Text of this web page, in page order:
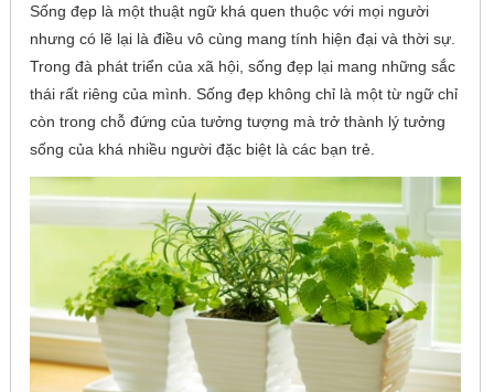
Sống đẹp là một thuật ngữ khá quen thuộc với mọi người
nhưng có lẽ lại là điều vô cùng mang tính hiện đại và thời sự.
Trong đà phát triển của xã hội, sống đẹp lại mang những sắc
thái rất riêng của mình. Sống đẹp không chỉ là một từ ngữ chỉ
còn trong chỗ đứng của tưởng tượng mà trở thành lý tưởng
sống của khá nhiều người đặc biệt là các bạn trẻ.